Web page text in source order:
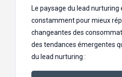
Le paysage du lead nurturing
constamment pour mieux
changeantes des
des tendances émergentes
du lead nurturing :